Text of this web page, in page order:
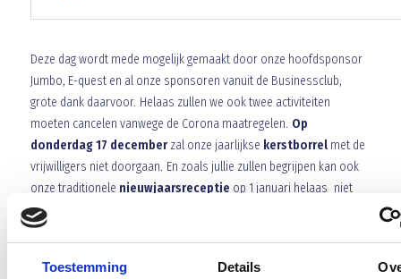
Toestemming Details
Deze dag wordt mede mogelijk gemaakt door onze hoofdsponsor
Jumbo, E-quest en al onze sponsoren vanuit de Businessclub,
grote dank daarvoor. Helaas zullen we ook twee activiteiten
moeten cancelen vanwege de Corona maatregelen. Op
donderdag 17 decemberzal onze jaarlijkse kerstborrel met de
vrijwilligers niet doorgaan. En zoals jullie zullen begrijpen kan ook
onze traditionele nieuwjaarsreceptie op 1 januari helaas niet
doorgaan vanwege het Corona virus.
feestdagen en een voorspoedig 2021 toe.